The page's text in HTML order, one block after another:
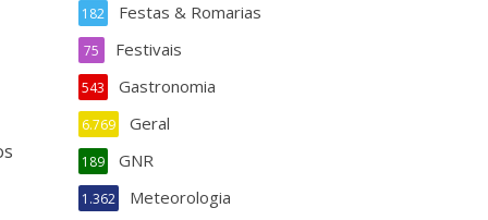
Festas & Romarias
182
Festivais
75
Gastronomia
543
Geral
6.769
GNR
189
Meteorologia
1.362